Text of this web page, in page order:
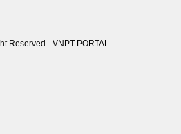
Reserved - VNPT PORTAL